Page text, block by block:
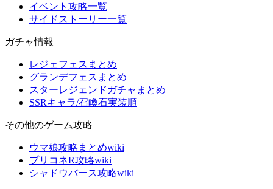
イベント攻略一覧
サイドストーリー一覧
ガチャ情報
レジェフェスまとめ
グランデフェスまとめ
スターレジェンドガチャまとめ
SSRキャラ/召喚石実装順
その他のゲーム攻略
ウマ娘攻略まとめwiki
プリコネR攻略wiki
シャドウバース攻略wiki